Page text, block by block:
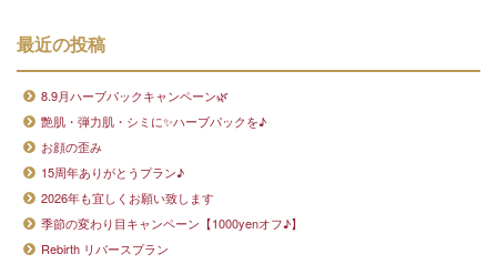
最近の投稿
8.9月ハーブパックキャンペーン🌿
艶肌・弾力肌・シミに✨ハーブパックを♪
お顔の歪み
15周年ありがとうプラン♪
2026年も宜しくお願い致します
季節の変わり目キャンペーン【1000yenオフ♪】
Rebirth リバースプラン